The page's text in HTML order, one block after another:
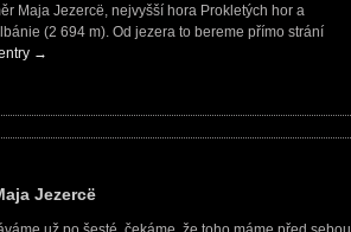
Maja Jezercë, nejvyšší hora Prokletých hor a
(2 694 m). Od jezera to bereme přímo strání
→
Jezercë